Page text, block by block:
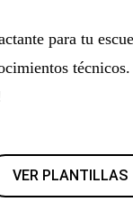
para tu
técnicos.
VER PLANTILLAS